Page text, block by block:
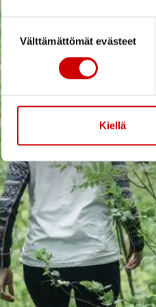
Suostumuksen valinta
Välttämättömät evästeet
Kiellä